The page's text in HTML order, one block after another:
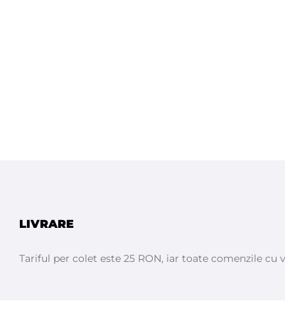
LIVRARE
Tariful per colet este 25 RON, iar toate comenzile cu